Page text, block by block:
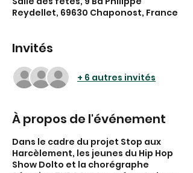
Reydellet, 69630 Chaponost, France
Invités
+ 6 autres invités
À propos de l'événement
Dans le cadre du projet Stop aux
Harcèlement, les jeunes du Hip Hop
Show Dolto et la chorégraphe